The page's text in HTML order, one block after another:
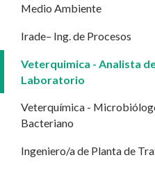
Medio Ambiente
Irade– Ing. de Procesos
Veterquimica - Analista
Laboratorio
Veterquímica -
Bacteriano
Ingeniero/a de Planta de